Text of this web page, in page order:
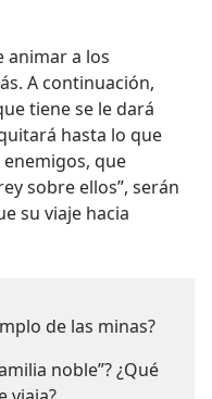
animar a los
A continuación,
tiene se le dará
hasta lo que
enemigos, que
sobre ellos”, serán
su viaje hacia
de las minas?
noble”? ¿Qué